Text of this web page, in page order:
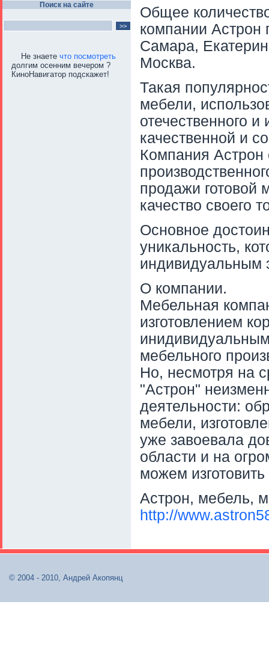
Поиск на сайте
Не знаете что посмотреть
долгим осенним вечером ?
КиноНавигатор подскажет!
Общее
компании Астрон
Самара,
Москва.
Такая
мебели,
отечественного
качественной и
Компания Астрон
продажи готовой
качество своего
Основное
уникальность,
индивидуальным
О компании.
Мебельная
изготовлением
мебельного
Но, несмотря на
"Астрон"
деятельности:
мебели,
уже завоевала
области и на
можем
Астрон, мебель,
http://
© 2004 - 2010, Андрей Акопянц